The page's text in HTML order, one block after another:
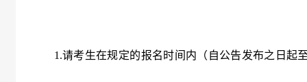
1.请考生在规定的报名时间内（自公告发布之日起